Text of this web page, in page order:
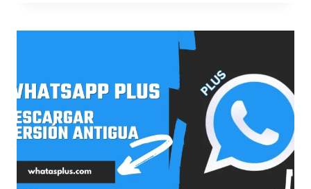
OFICIAL:
DEBES